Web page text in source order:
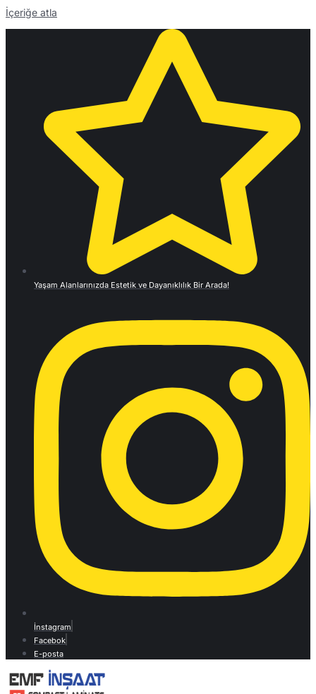
İçeriğe atla
Yaşam Alanlarınızda Estetik ve Dayanıklılık Bir Arada!
İnstagram
Facebok
E-posta